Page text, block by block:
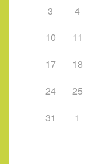
3
4
10
11
17
18
24
25
31
1